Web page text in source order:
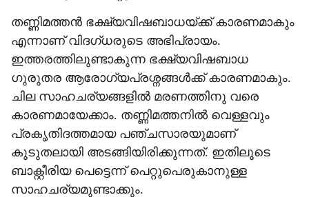
തണ്ണിമത്തൻ ഭക്ഷ്യവിഷബാധയ്ക്ക് കാരണമാകും
എന്നാണ് വിദഗ്ധരുടെ അഭിപ്രായം.
ഇത്തരത്തിലുണ്ടാകുന്ന ഭക്ഷ്യവിഷബാധ
ഗുരുതര ആരോഗ്യപ്രശ്നങ്ങൾക്ക് കാരണമാകും.
ചില സാഹചര്യങ്ങളിൽ മരണത്തിനു വരെ
കാരണമായേക്കാം. തണ്ണിമത്തനിൽ വെള്ളവും
പ്രകൃതിദത്തമായ പഞ്ചസാരയുമാണ്
കൂടുതലായി അടങ്ങിയിരിക്കുന്നത്. ഇതിലൂടെ
ബാക്റ്റീരിയ പെട്ടെന്ന് പെറ്റുപെരുകാനുള്ള
സാഹചര്യമുണ്ടാക്കും.